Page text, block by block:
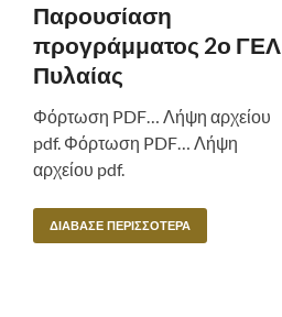
Παρουσίαση
προγράμματος 2ο ΓΕΛ
Πυλαίας
Φόρτωση PDF… Λήψη αρχείου
pdf. Φόρτωση PDF… Λήψη
αρχείου pdf.
ΔΙΆΒΑΣΕ ΠΕΡΙΣΣΌΤΕΡΑ